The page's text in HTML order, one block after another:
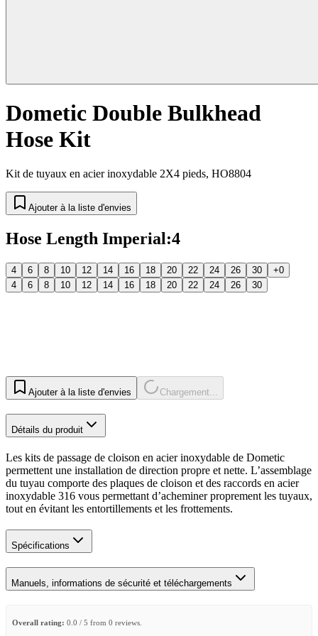
Dometic Double Bulkhead
Hose Kit
Kit de tuyaux en acier inoxydable 2X4 pieds, HO8804
Ajouter à la liste d'envies
Hose Length Imperial:4
4 6 8 10 12 14 16 18 20 22 24 26 30
+0
4
6 8 10 12 14 16 18 20 22 24 26 30
Ajouter à la liste d'envies Chargement...
Détails du produit
Les kits de passage de cloison en acier inoxydable de Dometic
permettent une installation de direction propre et nette. L’assemblage
du tuyau comporte des plaques de cloison et des raccords en acier
inoxydable 316 vous permettant d’acheminer proprement les tuyaux,
tout en évitant les entortillements et les frottements.
Spécifications
Manuels, informations de sécurité et téléchargements
Overall rating: 0.0 / 5 from 0 reviews.